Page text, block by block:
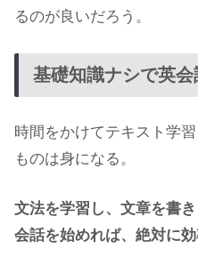
るのが良いだろう。
基礎知識ナシで英会
時間をかけてテキスト学
ものは身になる。
文法を学習し、文章を書
会話を始めれば、絶対に効